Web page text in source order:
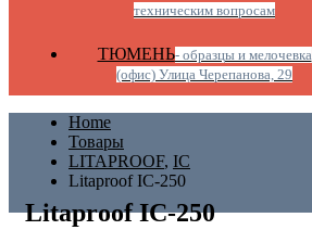
техническим вопросам
ТЮМЕНЬ- образцы и мелочевка
(офис) Улица Черепанова, 29
Home
Товары
LITAPROOF, IC
Litaproof IC-250
Litaproof IC-250